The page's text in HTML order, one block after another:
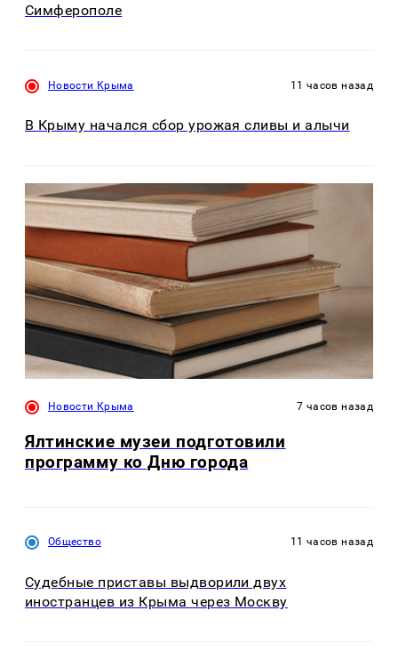
Симферополе
Новости Крыма 11 часов назад
В Крыму начался сбор урожая сливы и алычи
Новости Крыма 7 часов назад
Ялтинские музеи подготовили
программу ко Дню города
Общество 11 часов назад
Судебные приставы выдворили двух
иностранцев из Крыма через Москву